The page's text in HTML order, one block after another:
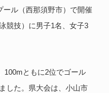
ール（西那須野市）で開催
競技）に男子1名、女子3
100mともに2位でゴール
した。県大会は、小山市